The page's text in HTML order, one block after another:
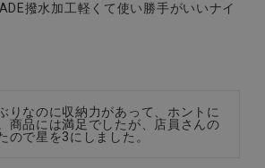
撥水加工軽くて使い勝手がいいナイ
りなのに収納力があって、ホントに
商品には満足でしたが、店員さんの
ので星を3にしました。